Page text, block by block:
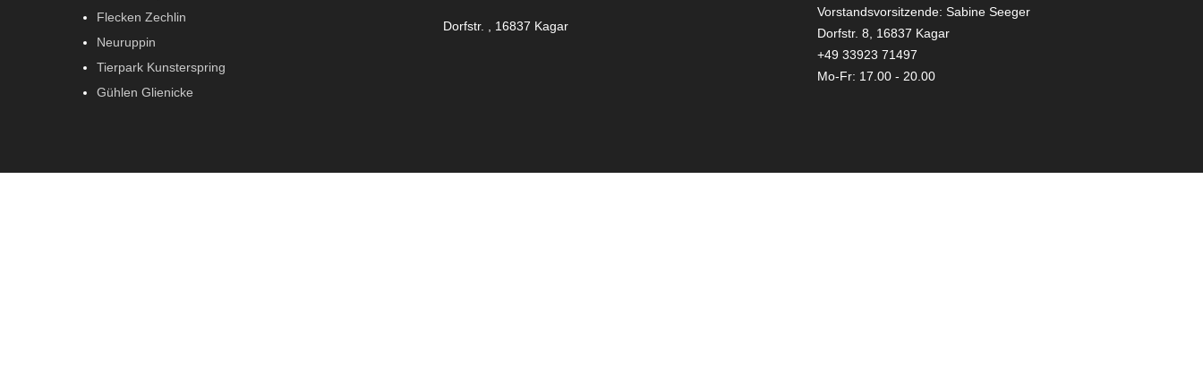
Flecken Zechlin
Neuruppin
Tierpark Kunsterspring
Gühlen Glienicke
Dorfstr. , 16837 Kagar
Vorstandsvorsitzende: Sabine Seeger
Dorfstr. 8, 16837 Kagar
+49 33923 71497
Mo-Fr: 17.00 - 20.00